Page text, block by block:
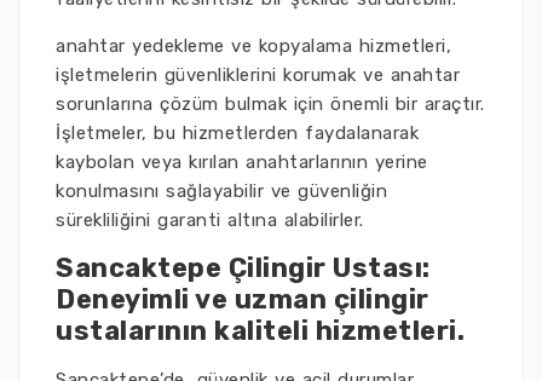
anahtar yedekleme ve kopyalama hizmetleri,
işletmelerin güvenliklerini korumak ve anahtar
sorunlarına çözüm bulmak için önemli bir araçtır.
İşletmeler, bu hizmetlerden faydalanarak
kaybolan veya kırılan anahtarlarının yerine
konulmasını sağlayabilir ve güvenliğin
sürekliliğini garanti altına alabilirler.
Sancaktepe Çilingir Ustası:
Deneyimli ve uzman çilingir
ustalarının kaliteli hizmetleri.